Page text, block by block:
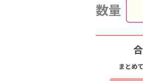
数量
まとめ